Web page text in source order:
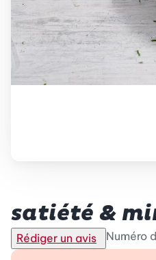
satiété &
Rédiger un avis Numéro